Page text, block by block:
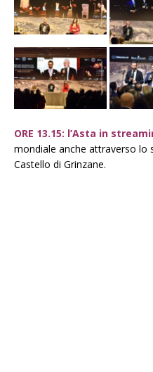
ORE 13.15: l’Asta in
mondiale anche attraverso lo
Castello di Grinzane.